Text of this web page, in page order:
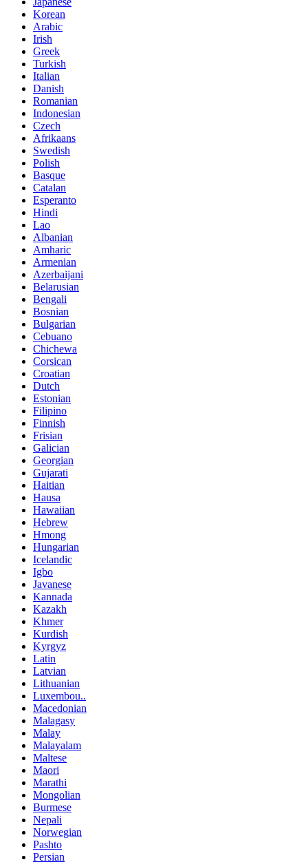
Korean
Arabic
Irish
Greek
Turkish
Italian
Danish
Romanian
Indonesian
Czech
Afrikaans
Swedish
Polish
Basque
Catalan
Esperanto
Hindi
Lao
Albanian
Amharic
Armenian
Azerbaijani
Belarusian
Bengali
Bosnian
Bulgarian
Cebuano
Chichewa
Corsican
Croatian
Dutch
Estonian
Filipino
Finnish
Frisian
Galician
Georgian
Gujarati
Haitian
Hausa
Hawaiian
Hebrew
Hmong
Hungarian
Icelandic
Igbo
Javanese
Kannada
Kazakh
Khmer
Kurdish
Kyrgyz
Latin
Latvian
Lithuanian
Luxembou..
Macedonian
Malagasy
Malay
Malayalam
Maltese
Maori
Marathi
Mongolian
Burmese
Nepali
Norwegian
Pashto
Persian